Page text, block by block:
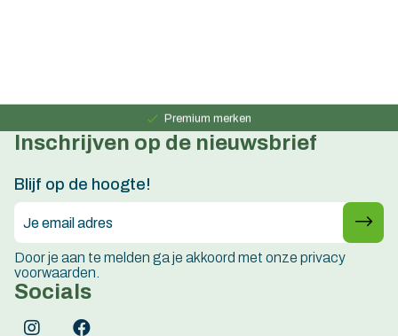
Premium merken
Persoonlijk advies
Inschrijven op de nieuwsbrief
Blijf op de hoogte!
Door je aan te melden ga je akkoord met onze privacy
voorwaarden.
Socials